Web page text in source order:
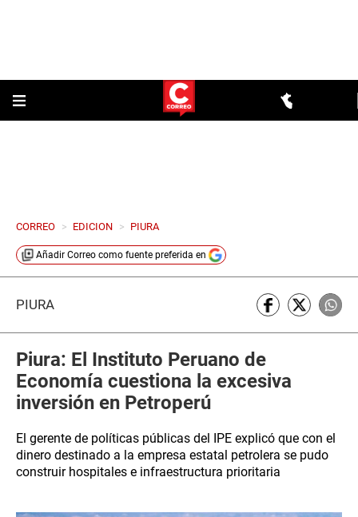
CORREO > EDICION > PIURA
Añadir Correo como fuente preferida en
PIURA
Piura: El Instituto Peruano de
Economía cuestiona la excesiva
inversión en Petroperú
El gerente de políticas públicas del IPE explicó que con el
dinero destinado a la empresa estatal petrolera se pudo
construir hospitales e infraestructura prioritaria